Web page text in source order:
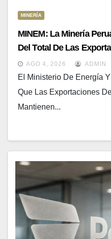
MINERÍA
MINEM: La Minería
Del Total De Las
Enero Y Abril De 2026
AGO 4, 2026 ADMIN
El Ministerio De Energía
Que Las Exportaciones
Mantienen...